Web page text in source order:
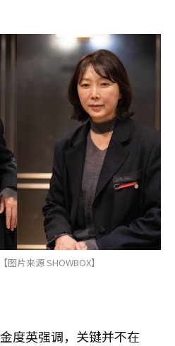
片来源 SHOWBOX】
度英强调，关键并不在